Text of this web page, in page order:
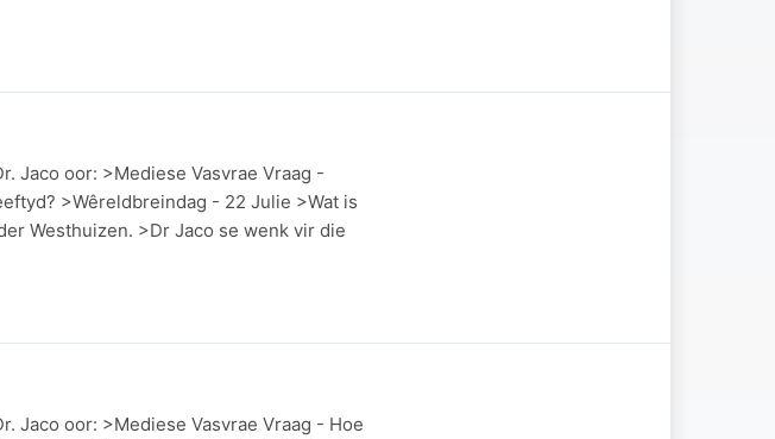
Jaco oor: >Mediese Vasvrae Vraag -
>Wêreldbreindag - 22 Julie >Wat is
Westhuizen. >Dr Jaco se wenk vir die
Jaco oor: >Mediese Vasvrae Vraag - Hoe